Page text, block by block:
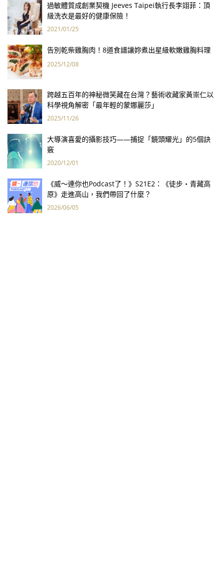
過敏體質成創業契機 Jeeves Taipei執行長李翊菲：頂
級洗衣是最好的健康保險！
2021/01/25
告別乾柴雞胸肉！8道食譜讓妳煮出星級軟嫩雞胸料理
2025/12/08
跨越五百年的神秘微笑藏在台灣？藝術收藏家黃崇仁以
科學視角解密「最年輕的蒙娜麗莎」
2025/11/26
大導演喜愛的攝影技巧——捕捉「鏡頭耀光」的5個訣
竅
2020/12/01
《威～連你也Podcast了！》S21E2：《徒步・青藏高
原》走進高山，我們帶回了什麼？
2026/06/05